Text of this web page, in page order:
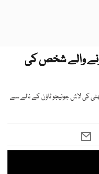
والے شخص کی
کی لاش جونیجو ٹاؤن کے نالے سے